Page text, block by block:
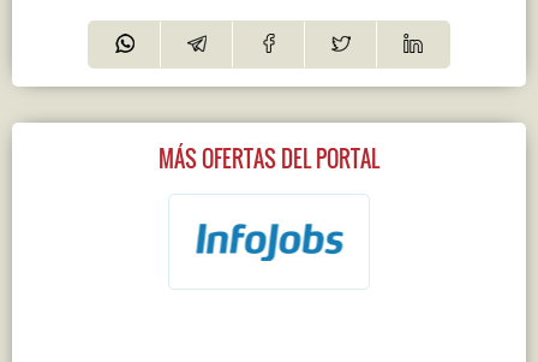
MÁS OFERTAS DEL PORTAL